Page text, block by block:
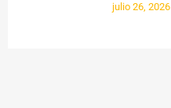
julio 26, 2026